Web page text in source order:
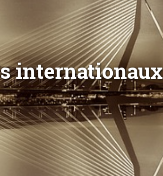
internationaux